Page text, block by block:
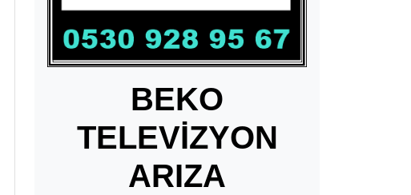
BEKO
TELEVİZYON
ARIZA